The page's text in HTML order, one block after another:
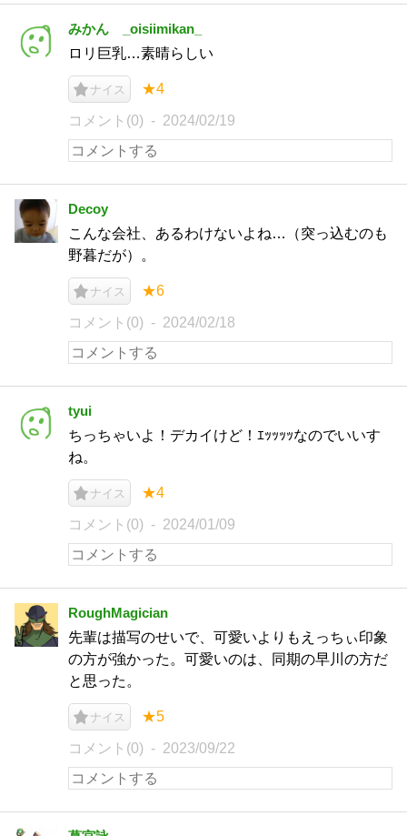
みかん _oisiimikan_
ロリ巨乳…素晴らしい
ナイス ★4
コメント(0) 2024/02/19
Decoy
こんな会社、あるわけないよね…（突っ込むのも
野暮だが）。
ナイス ★6
コメント(0) 2024/02/18
tyui
ちっちゃいよ！デカイけど！ｴｯｯｯｯなのでいいす
ね。
ナイス ★4
コメント(0) 2024/01/09
RoughMagician
先輩は描写のせいで、可愛いよりもえっちぃ印象
の方が強かった。可愛いのは、同期の早川の方だ
と思った。
ナイス ★5
コメント(0) 2023/09/22